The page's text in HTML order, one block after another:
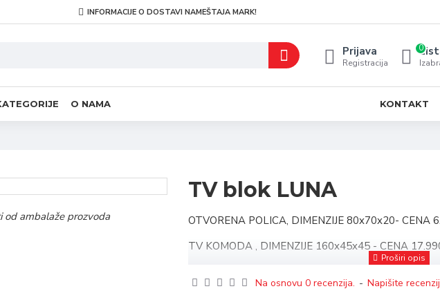
INFORMACIJE O DOSTAVI NAMEŠTAJA MARK!
Prijava
Registracija
0
O NAMA KONTAKT
ambalaže prozvoda
TV blok LUNA
OTVORENA POLICA, DIMENZIJE 80x70x20- CENA
TV KOMODA , DIMENZIJE 160x45x45 - CENA
Na osnovu 0 recenzija. - Napišite